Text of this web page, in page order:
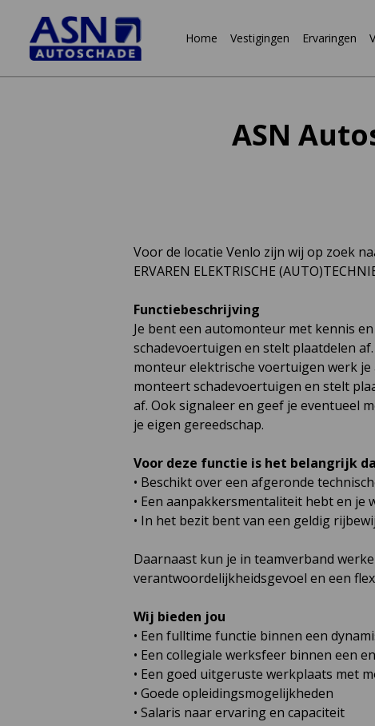
Home Vestigingen Ervaringen
ASN
Voor de locatie Venlo zijn wij op zoek
ERVAREN ELEKTRISCHE
Functiebeschrijving
Je bent een automonteur met kennis
schadevoertuigen en stelt plaatdelen
monteur elektrische voertuigen werk je
monteert schadevoertuigen en stelt
af. Ook signaleer en geef je eventueel
je eigen gereedschap.
Voor deze functie is het belangrijk
• Beschikt over een afgeronde
• Een aanpakkersmentaliteit hebt en je
• In het bezit bent van een geldig
Daarnaast kun je in teamverband
verantwoordelijkheidsgevoel en een
Wij bieden jou
• Een fulltime functie binnen een
• Een collegiale werksfeer binnen een
• Een goed uitgeruste werkplaats met
• Goede opleidingsmogelijkheden
• Salaris naar ervaring en capaciteit